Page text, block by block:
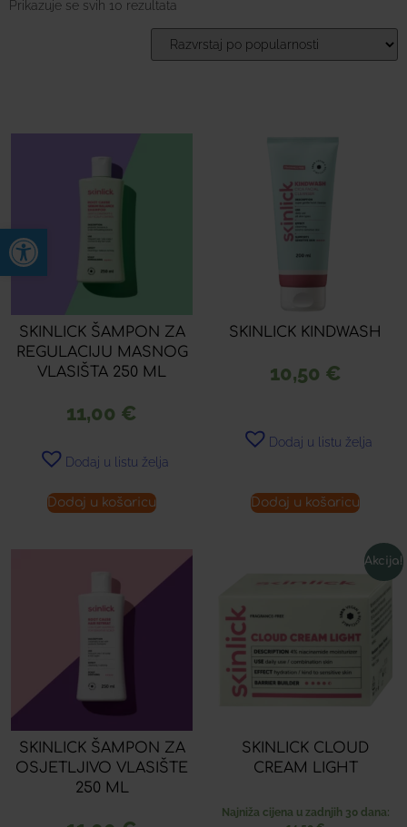
Prikazuje se svih 10 rezultata
SKINLICK ŠAMPON ZA
REGULACIJU MASNOG
VLASIŠTA 250 ML
11,00 €
Dodaj u listu želja
Dodaj u košaricu
SKINLICK KINDWASH
10,50 €
Dodaj u listu želja
Dodaj u košaricu
SKINLICK ŠAMPON ZA
OSJETLJIVO VLASIŠTE
250 ML
Akcija!
SKINLICK CLOUD
CREAM LIGHT
Najniža cijena u zadnjih 30 dana:
Open toolbar